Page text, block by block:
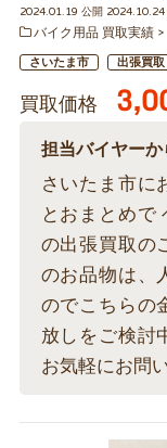
2024.01.19 公開 2024.10.24
バイク用品 買取実績
さいたま市 出張買取
買取価格
担当バイヤーか
さいたま市に
とおまとめで
の出張買取の
のお品物は、
のでこちらの
放しをご検討
お気軽にお問